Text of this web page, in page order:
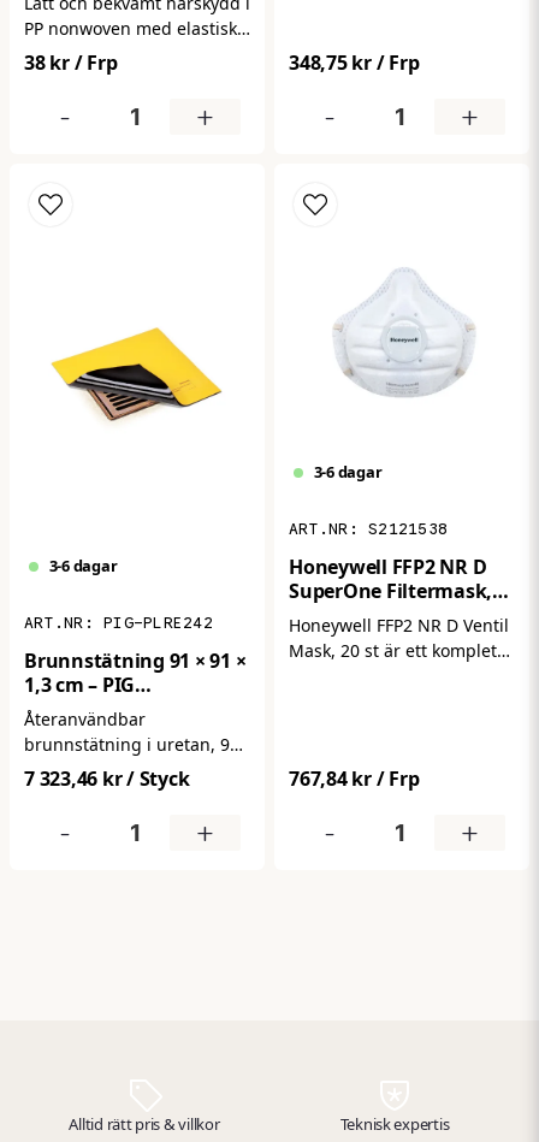
PP nonwoven med elastisk
passform. Säkerställer god
hygien genom att hålla
håret på plats i känsliga
miljöer. Perfekt för
förpackning om 100 st.
38 kr/ Frp
- +
bättre andningskomfort vid
längre användning.
348,75 kr/ Frp
- +
3-6 dagar
PIG-PLRE242
Brunnstätning 91 × 91 ×
1,3 cm – PIG
DrainBlocker PLRE242 i
Uretan
Återanvändbar
brunnstätning i uretan, 91
× 91 × 1,3 cm, som effektivt
stoppar olja, kemikalier och
andra vätskor från att nå
avloppet. Anpassar sig
7 323,46 kr/ Styck
- +
3-6 dagar
S2121538
Honeywell FFP2 NR D
SuperOne Filtermask,
20st/frp
Honeywell FFP2 NR D Ventil
Mask, 20 st är ett komplett
i luften. Den integrerade
maskerna bekvämare att
767,84 kr/ Frp
- +
Alltid rätt pris & villkor Teknisk expertis